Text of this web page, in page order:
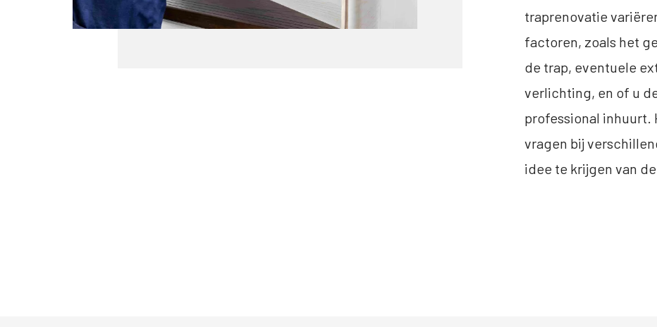
traprenovatie
factoren, zoals het
de trap, eventuele
verlichting, en of u
professional inhuurt.
vragen bij
idee te krijgen van